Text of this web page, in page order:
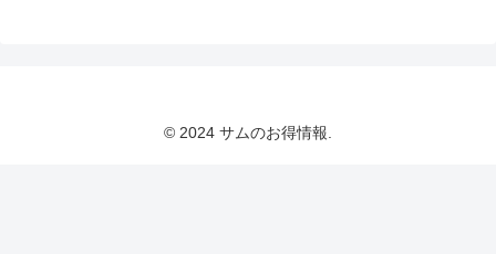
© 2024 サムのお得情報.